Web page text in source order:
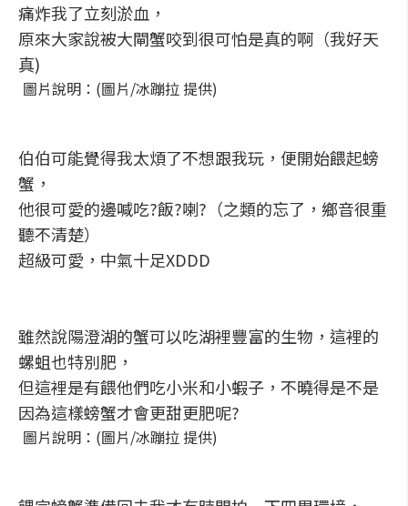
痛炸我了立刻淤血，
原來大家說被大閘蟹咬到很可怕是真的啊（我好天
真)
圖片說明：(圖片/冰蹦拉 提供)
伯伯可能覺得我太煩了不想跟我玩，便開始餵起螃
蟹，
他很可愛的邊喊吃?飯?喇?（之類的忘了，鄉音很重
聽不清楚）
超級可愛，中氣十足XDDD
雖然說陽澄湖的蟹可以吃湖裡豐富的生物，這裡的
螺蛆也特別肥，
但這裡是有餵他們吃小米和小蝦子，不曉得是不是
因為這樣螃蟹才會更甜更肥呢?
圖片說明：(圖片/冰蹦拉 提供)